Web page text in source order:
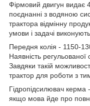
Фірмовий двигун видає
поєднанні з водяною
трактора відмінну
умови і задачі
Передня колія - 1150-
Наявність
Завдяки такій
трактор для роботи з
Гідропідсилювач керма
якщо мова йде про